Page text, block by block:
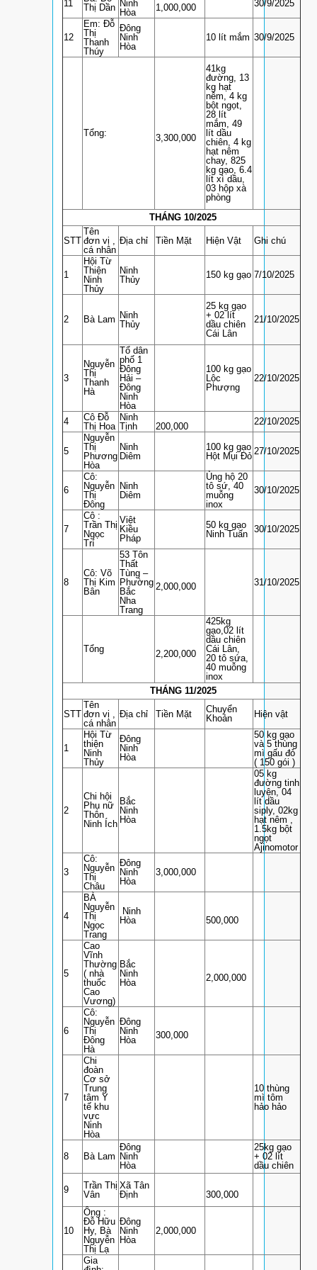
11
Thị Dần Ninh
Hòa
1,000,000 30/9/2025
12
Em: Đỗ
Thị
Thanh
Thúy
Đông
Ninh
Hòa
10 lít mắm 30/9/2025
Tổng: 3,300,000
41kg
đường, 13
kg hạt
nêm, 4 kg
bột ngọt,
28 lít
mắm, 49
lít dầu
chiên, 4 kg
hạt nêm
chay, 825
kg gạo, 6.4
lít xì dầu,
03 hộp xà
phòng
THÁNG 10/2025
STT
Tên
đơn vị ,
cá nhân
Địa chỉ Tiền Mặt Hiện Vật Ghi chú
1
Hội Từ
Thiện
Ninh
Thủy
Ninh
Thủy
150 kg gạo 7/10/2025
2 Bà Lam Ninh
Thủy
25 kg gạo
+ 02 lít
dầu chiên
Cái Lân
21/10/2025
3
Nguyễn
Thị
Thanh
Hà
Tổ dân
phố 1
Đông
Hải –
Đông
Ninh
Hòa
100 kg gạo
Lộc
Phượng
22/10/2025
4
Cô Đỗ
Thị Hoa
Ninh
Tịnh
200,000 22/10/2025
5
Nguyễn
Thị
Phương
Hòa
Ninh
Diêm
100 kg gạo
Hột Mụi Đỏ 27/10/2025
6
Cô:
Nguyễn
Thị
Đông
Ninh
Diêm
Ủng hộ 20
tô sứ, 40
muỗng
inox
30/10/2025
7
Cô :
Trần Thị
Ngọc
Trí
Việt
Kiều
Pháp
50 kg gạo
Ninh Tuấn 30/10/2025
8
Cô: Võ
Thị Kim
Bân
53 Tôn
Thất
Tùng –
Phường
Bắc
Nha
Trang
2,000,000 31/10/2025
Tổng 2,200,000
425kg
gạo,02 lít
dầu chiên
Cái Lân,
20 tô sứa,
40 muỗng
inox
THÁNG 11/2025
STT
Tên
đơn vị ,
cá nhân
Địa chỉ Tiền Mặt
Chuyển
Khoản
Hiện vật
1
Hội Từ
thiện
Ninh
Thủy
Đông
Ninh
Hòa
50 kg gạo
và 5 thùng
mì gấu đỏ
( 150 gói )
2
Chi hội
Phụ nữ
Thôn
Ninh Ích
Bắc
Ninh
Hòa
05 kg
đường tinh
luyện, 04
lít dầu
siply, 02kg
hạt nêm ,
1.5kg bột
ngọt
Ajinomotor
3
Cô:
Nguyễn
Thị
Châu
Đông
Ninh
Hòa
3,000,000
4
BÀ
Nguyễn
Thị
Ngọc
Trang
Ninh
Hòa
500,000
5
Cao
Vĩnh
Thường
( nhà
thuốc
Cao
Vương)
Bắc
Ninh
Hòa
2,000,000
6
Cô:
Nguyễn
Thị
Đông
Hà
Đông
Ninh
Hòa
300,000
7
Chi
đoàn
Cơ sở
Trung
tâm Y
tế khu
vực
Ninh
Hòa
10 thùng
mì tôm
hảo hảo
8 Bà Lam
Đông
Ninh
Hòa
25kg gạo
+ 02 lít
dầu chiên
9
Trần Thị
Vân
Xã Tân
Định
300,000
10
Ông :
Đỗ Hữu
Hy, Bà
Nguyễn
Thị Lạ
Đông
Ninh
Hòa
2,000,000
Gia